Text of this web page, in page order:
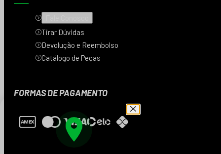
Tirar Dúvidas
Devolução e Reembolso
Catálogo de Peças
FORMAS DE PAGAMENTO